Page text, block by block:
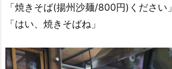
「焼きそば(揚州沙麺/800円)ください」
「はい、焼きそばね」